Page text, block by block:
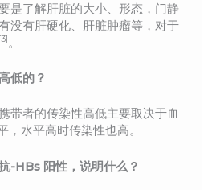
是了解肝脏的大小、形态，门静
没有肝硬化、肝脏肿瘤等，对于
[3]。
低的？
带者的传染性高低主要取决于血
水平高时传染性也高。
-HBs 阳性，说明什么？